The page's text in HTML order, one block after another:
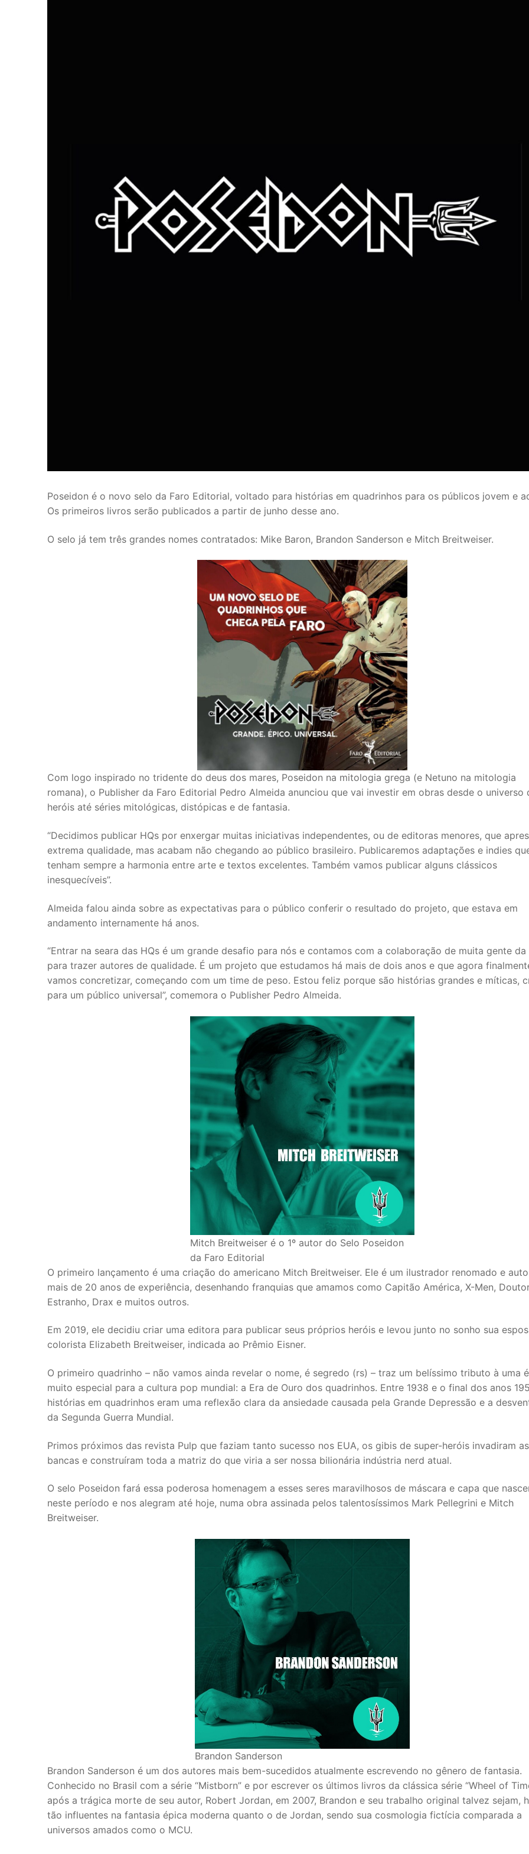
Poseidon é o novo selo da Faro Editorial, voltado para histórias em quadrinhos para os públicos jovem e
Os primeiros livros serão publicados a partir de junho desse ano.
O selo já tem três grandes nomes contratados: Mike Baron, Brandon Sanderson e Mitch Breitweiser.
Com logo inspirado no tridente do deus dos mares, Poseidon na mitologia grega (e Netuno na mitologia
romana), o Publisher da Faro Editorial Pedro Almeida anunciou que vai investir em obras desde o universo
heróis até séries mitológicas, distópicas e de fantasia.
“Decidimos publicar HQs por enxergar muitas iniciativas independentes, ou de editoras menores, que
extrema qualidade, mas acabam não chegando ao público brasileiro. Publicaremos adaptações e indies
tenham sempre a harmonia entre arte e textos excelentes. Também vamos publicar alguns clássicos
inesquecíveis”.
Almeida falou ainda sobre as expectativas para o público conferir o resultado do projeto, que estava em
andamento internamente há anos.
“Entrar na seara das HQs é um grande desafio para nós e contamos com a colaboração de muita gente da
para trazer autores de qualidade. É um projeto que estudamos há mais de dois anos e que agora
vamos concretizar, começando com um time de peso. Estou feliz porque são histórias grandes e míticas,
para um público universal”, comemora o Publisher Pedro Almeida.
Mitch Breitweiser é o 1º autor do Selo Poseidon
da Faro Editorial
O primeiro lançamento é uma criação do americano Mitch Breitweiser. Ele é um ilustrador renomado e
mais de 20 anos de experiência, desenhando franquias que amamos como Capitão América, X-Men,
Estranho, Drax e muitos outros.
Em 2019, ele decidiu criar uma editora para publicar seus próprios heróis e levou junto no sonho sua
colorista Elizabeth Breitweiser, indicada ao Prêmio Eisner.
O primeiro quadrinho – não vamos ainda revelar o nome, é segredo (rs) – traz um belíssimo tributo à uma
muito especial para a cultura pop mundial: a Era de Ouro dos quadrinhos. Entre 1938 e o final dos anos
histórias em quadrinhos eram uma reflexão clara da ansiedade causada pela Grande Depressão e a
da Segunda Guerra Mundial.
Primos próximos das revista Pulp que faziam tanto sucesso nos EUA, os gibis de super-heróis invadiram as
bancas e construíram toda a matriz do que viria a ser nossa bilionária indústria nerd atual.
O selo Poseidon fará essa poderosa homenagem a esses seres maravilhosos de máscara e capa que
neste período e nos alegram até hoje, numa obra assinada pelos talentosíssimos Mark Pellegrini e Mitch
Breitweiser.
Brandon Sanderson
Brandon Sanderson é um dos autores mais bem-sucedidos atualmente escrevendo no gênero de fantasia.
Conhecido no Brasil com a série “Mistborn” e por escrever os últimos livros da clássica série “Wheel of
após a trágica morte de seu autor, Robert Jordan, em 2007, Brandon e seu trabalho original talvez sejam,
tão influentes na fantasia épica moderna quanto o de Jordan, sendo sua cosmologia fictícia comparada a
universos amados como o MCU.